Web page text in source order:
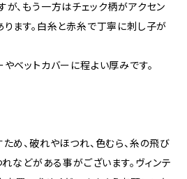
、もう一方はチェック柄がアクセン
ます。白糸と赤糸で丁寧に刺し子が
ベットカバーに程よい厚みです。
め、破れやほつれ、色むら、糸の飛び
れなどがある事がございます。ヴィンテ